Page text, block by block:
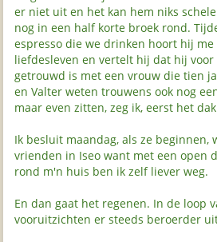
er niet uit en het kan hem niks
nog in een half korte broek rond.
espresso die we drinken hoort hij
liefdesleven en vertelt hij dat hij voor
getrouwd is met een vrouw die tien
en Valter weten trouwens ook nog
maar even zitten, zeg ik, eerst het
Ik besluit maandag, als ze beginnen,
vrienden in Iseo want met een open
rond m'n huis ben ik zelf liever weg.
En dan gaat het regenen. In de loop
vooruitzichten er steeds beroerder